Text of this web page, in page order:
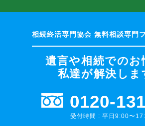
遺言や相続でのお
私達が解決しま
0120-
受付時間 : 平日9:00〜